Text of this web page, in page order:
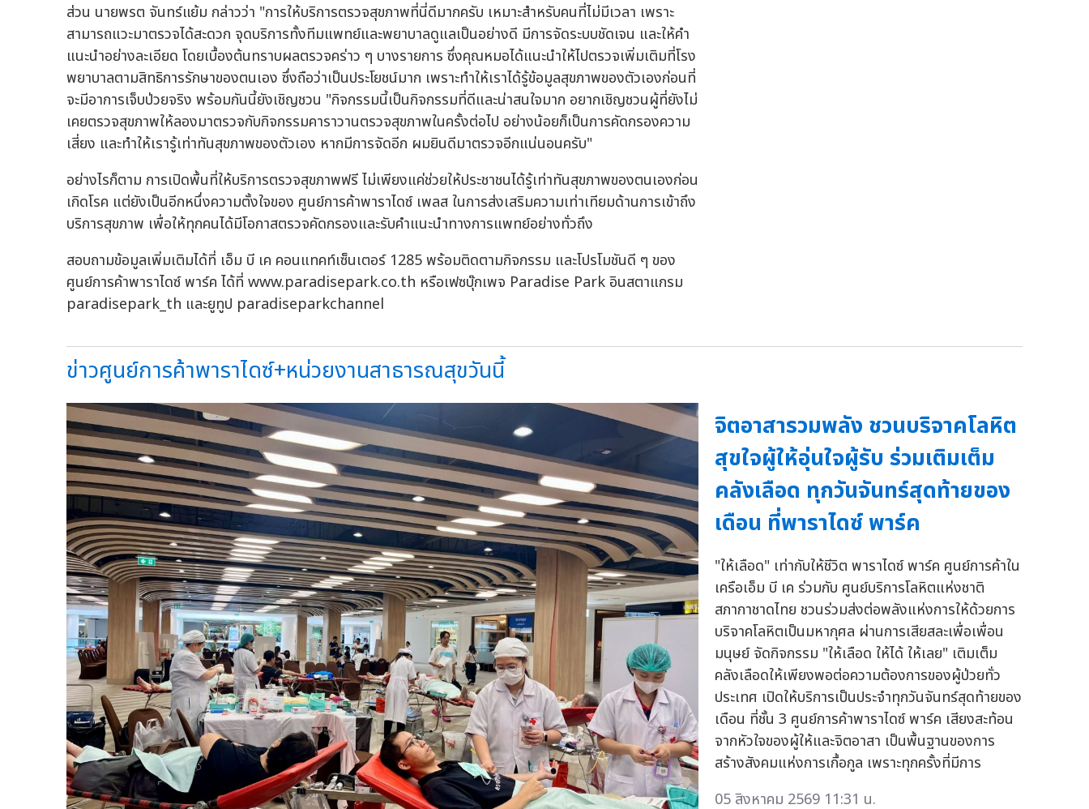
ส่วน นายพรต จันทร์แย้ม กล่าวว่า "การให้บริการตรวจสุขภาพที่นี่ดีมากครับ เหมาะสำหรับคนที่ไม่มีเวลา เพราะ
สามารถแวะมาตรวจได้สะดวก จุดบริการทั้งทีมแพทย์และพยาบาลดูแลเป็นอย่างดี มีการจัดระบบชัดเจน และให้คำ
แนะนำอย่างละเอียด โดยเบื้องต้นทราบผลตรวจคร่าว ๆ บางรายการ ซึ่งคุณหมอได้แนะนำให้ไปตรวจเพิ่มเติมที่โรง
พยาบาลตามสิทธิการรักษาของตนเอง ซึ่งถือว่าเป็นประโยชน์มาก เพราะทำให้เราได้รู้ข้อมูลสุขภาพของตัวเองก่อนที่
จะมีอาการเจ็บป่วยจริง พร้อมกันนี้ยังเชิญชวน "กิจกรรมนี้เป็นกิจกรรมที่ดีและน่าสนใจมาก อยากเชิญชวนผู้ที่ยังไม่
เคยตรวจสุขภาพให้ลองมาตรวจกับกิจกรรมคาราวานตรวจสุขภาพในครั้งต่อไป อย่างน้อยก็เป็นการคัดกรองความ
เสี่ยง และทำให้เรารู้เท่าทันสุขภาพของตัวเอง หากมีการจัดอีก ผมยินดีมาตรวจอีกแน่นอนครับ"
อย่างไรก็ตาม การเปิดพื้นที่ให้บริการตรวจสุขภาพฟรี ไม่เพียงแค่ช่วยให้ประชาชนได้รู้เท่าทันสุขภาพของตนเองก่อน
เกิดโรค แต่ยังเป็นอีกหนึ่งความตั้งใจของ ศูนย์การค้าพาราไดซ์ เพลส ในการส่งเสริมความเท่าเทียมด้านการเข้าถึง
บริการสุขภาพ เพื่อให้ทุกคนได้มีโอกาสตรวจคัดกรองและรับคำแนะนำทางการแพทย์อย่างทั่วถึง
สอบถามข้อมูลเพิ่มเติมได้ที่ เอ็ม บี เค คอนแทคท์เซ็นเตอร์ 1285 พร้อมติดตามกิจกรรม และโปรโมชันดี ๆ ของ
ศูนย์การค้าพาราไดซ์ พาร์ค ได้ที่ www.paradisepark.co.th หรือเฟซบุ๊กเพจ Paradise Park อินสตาแกรม
paradisepark_th และยูทูป paradiseparkchannel
ข่าวศูนย์การค้าพาราไดซ์+หน่วยงานสาธารณสุขวันนี้
จิตอาสารวมพลัง ชวนบริจาคโลหิต
สุขใจผู้ให้อุ่นใจผู้รับ ร่วมเติมเต็ม
คลังเลือด ทุกวันจันทร์สุดท้ายของ
เดือน ที่พาราไดซ์ พาร์ค
"ให้เลือด" เท่ากับให้ชีวิต พาราไดซ์ พาร์ค ศูนย์การค้าใน
เครือเอ็ม บี เค ร่วมกับ ศูนย์บริการโลหิตแห่งชาติ
สภากาชาดไทย ชวนร่วมส่งต่อพลังแห่งการให้ด้วยการ
บริจาคโลหิตเป็นมหากุศล ผ่านการเสียสละเพื่อเพื่อน
มนุษย์ จัดกิจกรรม "ให้เลือด ให้ได้ ให้เลย" เติมเต็ม
คลังเลือดให้เพียงพอต่อความต้องการของผู้ป่วยทั่ว
ประเทศ เปิดให้บริการเป็นประจำทุกวันจันทร์สุดท้ายของ
เดือน ที่ชั้น 3 ศูนย์การค้าพาราไดซ์ พาร์ค เสียงสะท้อน
จากหัวใจของผู้ให้และจิตอาสา เป็นพื้นฐานของการ
สร้างสังคมแห่งการเกื้อกูล เพราะทุกครั้งที่มีการ
05 สิงหาคม 2569 11:31 น.